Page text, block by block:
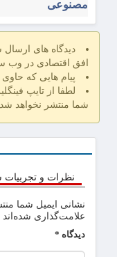
مصنوعی
دیدگاه های
افق اقتصادی در وب
پیام هایی که
لطفا از تایپ
شما منتشر نخواهد
نظرات و تجربیات
نشانی ایمیل شما
علامت‌گذاری شده‌اند
دیدگاه *